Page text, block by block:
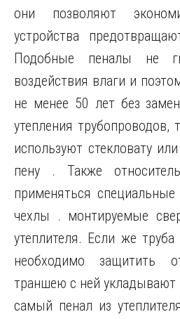
они позволяют
устройства
Подобные пеналы не
воздействия влаги и
не менее 50 лет без
утепления трубопроводов,
используют стекловату
пену . Также
применяться
чехлы . монтируемые
утеплителя. Если же
необходимо защитить
траншею с ней укладывают
самый пенал из